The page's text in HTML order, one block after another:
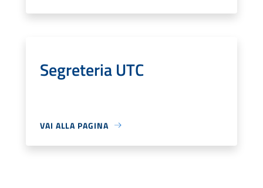
Segreteria UTC
VAI ALLA PAGINA